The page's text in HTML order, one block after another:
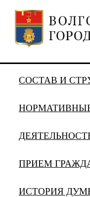
СОСТАВ И
ПРИЕМ
ИСТОРИЯ